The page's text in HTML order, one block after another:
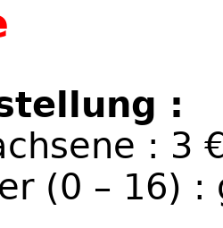
:
: 3
(0 – 16) :